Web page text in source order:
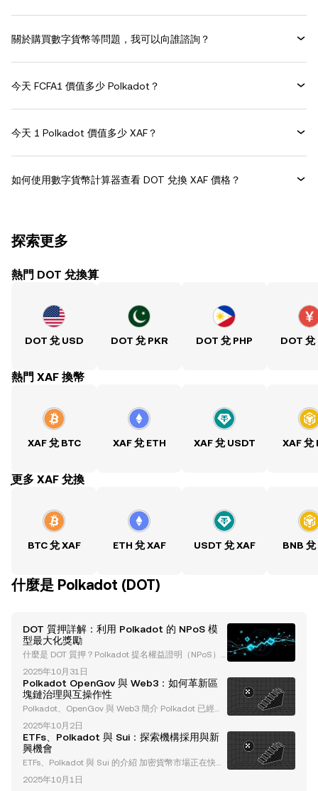
關於購買數字貨幣等問題，我可以向誰諮詢？
今天 FCFA1 價值多少 Polkadot？
今天 1 Polkadot 價值多少 XAF？
如何使用數字貨幣計算器查看 DOT 兌換 XAF 價格？
探索更多
熱門 DOT 兌換算
DOT 兌 USD DOT 兌 PKR DOT 兌 PHP DOT 兌
熱門 XAF 換幣
XAF 兌 BTC XAF 兌 ETH XAF 兌 USDT XAF 兌
ִִִִִִִִִִִִִִִִִִִִִִִִִִִִִִִִִִִִִִִִִִִִִִִִ更多 XAF 兌換
BTC 兌 XAF ETH 兌 XAF USDT 兌 XAF BNB 兌
什麼是 Polkadot (DOT)
DOT 質押詳解：利用 Polkadot 的 NPoS 模
型最大化獎勵
什麼是 DOT 質押？Polkadot 提名權益證明（NPoS）
模型概述 DOT 質押是將 Polkadot 的原生加密貨幣 DO
T 鎖定起來，以支持網絡運行並獲取獎勵的過程。Polk
adot 採用 提名權益證明（NPoS） 機制，允許參與者
運行自己的驗證節點或提名可信的驗證者。此模型旨在
增強去中心化和可及性，使用戶無需具備廣泛的技術專
業知識即可為網絡做出貢獻。 與傳統的權益證明（Po
S）系統不同
2025年10月31日
Polkadot OpenGov 與 Web3：如何革新區
塊鏈治理與互操作性
Polkadot、OpenGov 與 Web3 簡介 Polkadot 已經確
立了自己作為革命性 Layer-0 區塊鏈的地位，解決了區
塊鏈生態系統中的關鍵挑戰，例如擴展性、互操作性和
治理。憑藉其尖端的架構和以社群為主導的治理模式 O
penGov，Polkadot 正在塑造 Web3 的未來。本文將
深入探討 Polkadot 的獨特功能、升級以及其在區塊鏈
技術和治理中的變革性角色。 理解 Polk
2025年10月2日
ETFs、Polkadot 與 Sui：探索機構採用與新
興機會
ETFs、Polkadot 與 Sui 的介紹 加密貨幣市場正在快速
轉型，其中交易所交易基金（ETFs）成為機構採用的
關鍵推動力。Polkadot 和 Sui 是兩個創新的區塊鏈平
2025年10月1日